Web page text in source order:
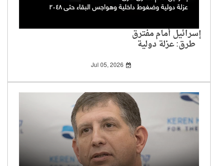
إسرائيل أمام مفترق
طرق: عزلة دولية
وهواجس البقاء حتى Jul 05, 2026